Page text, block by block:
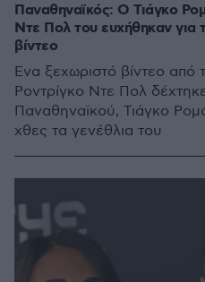
Παναθηναϊκός: Ο Τιάγκο
Ντε Πολ του ευχήθηκαν για
βίντεο
Ένα ξεχωριστό βίντεο από
Ροντρίγκο Ντε Πολ
Παναθηναϊκού, Τιάγκο
χθες τα γενέθλια του